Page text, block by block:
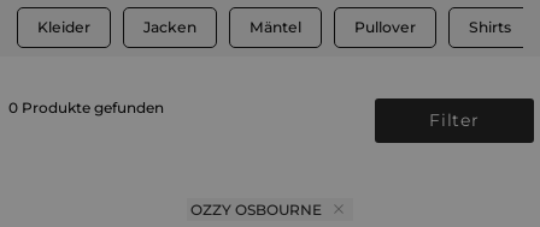
Kleider Jacken Mäntel Pullover Shirts
0 Produkte gefunden
Filter
OZZY OSBOURNE